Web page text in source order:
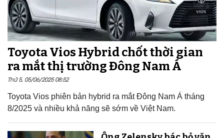
Toyota Vios Hybrid chốt thời gian
ra mắt thị trường Đông Nam Á
Thứ 5, 05/06/2025 08:52
Toyota Vios phiên bản hybrid ra mắt Đông Nam Á tháng
8/2025 và nhiều khả năng sẽ sớm về Việt Nam.